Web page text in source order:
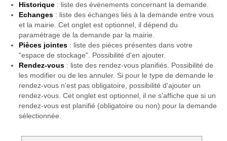
Historique: liste des événements concernant la demande.
Echanges: liste des échanges liés à la demande entre vous
et la mairie. Cet onglet est optionnel, il dépend du
paramétrage de la demande par la mairie.
Pièces jointes: liste des pièces présentes dans votre
"espace de stockage". Possibilité d'en ajouter.
Rendez-vous: liste des rendez-vous planifiés. Possibilité de
les modifier ou de les annuler. Si pour le type de demande le
rendez-vous n'est pas obligatoire, possibilité d'ajouter un
rendez-vous. Cet onglet est optionnel, il ne s'affiche que si un
rendez-vous est planifié (obligatoire ou non) pour la demande
sélectionnée.